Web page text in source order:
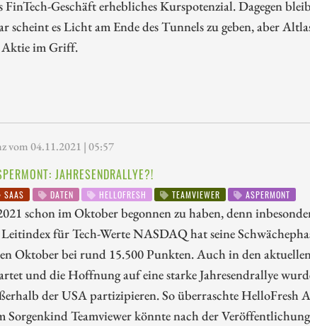
FinTech-Geschäft erhebliches Kurspotenzial. Dagegen
es Licht am Ende des Tunnels zu geben, aber
Aktie im Griff.
vom 04.11.2021 | 05:57
JAHRESENDRALLYE?!
SAAS DATEN HELLOFRESH TEAMVIEWER ASPERMONT
schon im Oktober begonnen zu haben, denn
für Tech-Werte NASDAQ hat seine
Oktober bei rund 15.500 Punkten. Auch in den
und die Hoffnung auf eine starke Jahresendrallye
der USA partizipieren. So überraschte HelloFresh
Sorgenkind Teamviewer könnte nach der